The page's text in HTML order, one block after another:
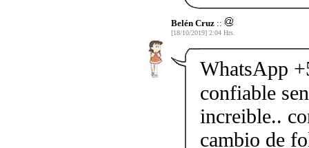
Belén Cruz::
[18/10/2019] 2:04 Hrs.
WhatsApp
confiable
increible..
cambio de